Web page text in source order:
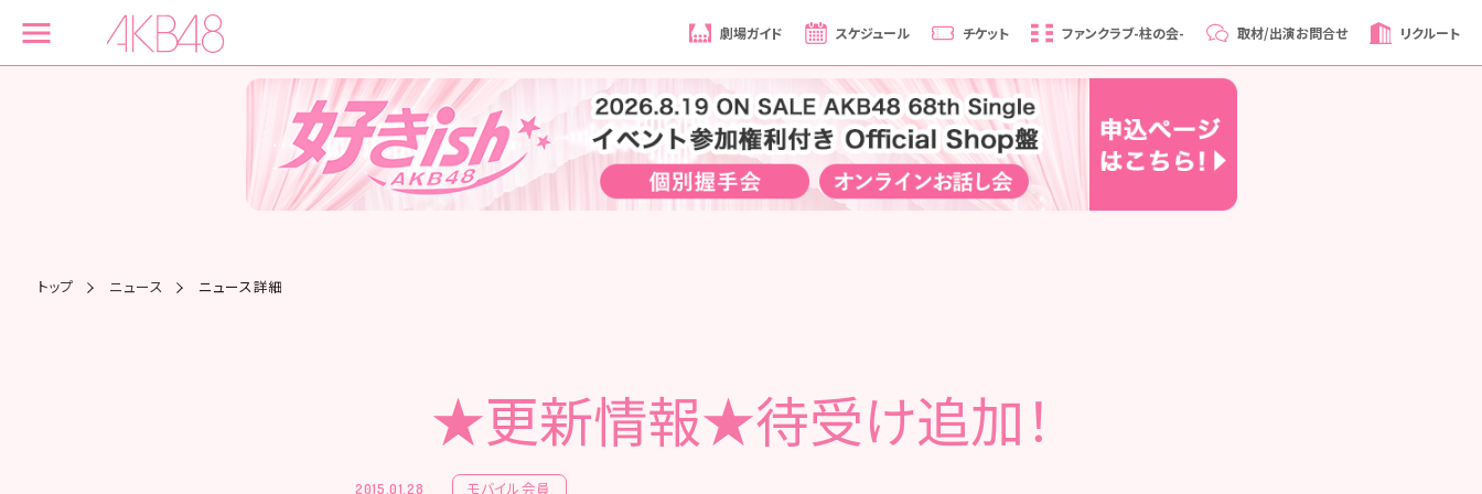
劇場ガイド スケジュール チケット ファンクラブ-柱の会- 取材/出演お問合せ リクルート
トップ ニュース ニュース詳細
★更新情報★待受け追加！
2015.01.28 モバイル会員